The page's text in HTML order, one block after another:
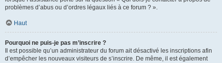
problèmes d’abus ou d’ordres légaux liés à ce forum ? ».
Haut
Pourquoi ne puis-je pas m’inscrire ?
Il est possible qu’un administrateur du forum ait désactivé les inscriptions afin
d’empêcher les nouveaux visiteurs de s’inscrire. De même, il est également